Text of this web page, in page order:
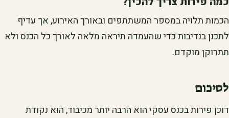
הכמות תלויה במספר המשתתפים ובאורך האירוע, אך עדיף
לתכנן בנדיבות כדי שהעמדה תיראה מלאה לאורך כל הכנס ולא
תתרוקן מוקדם.
לסיכום
דוכן פירות בכנס עסקי הוא הרבה יותר מכיבוד, הוא נקודת